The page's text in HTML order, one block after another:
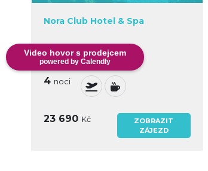
Video hovor s prodejcem
powered by Calendly
Nora Club Hotel & Spa
06.09. - 10.09.2026
4 noci
23 690 Kč
ZOBRAZIT
ZÁJEZD